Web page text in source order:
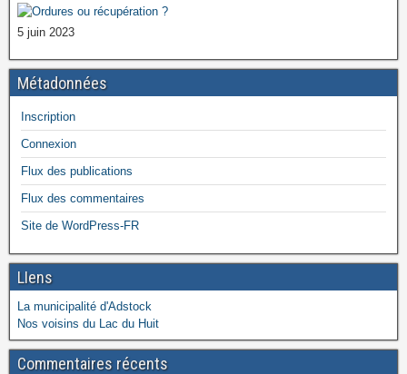
5 juin 2023
Métadonnées
Inscription
Connexion
Flux des publications
Flux des commentaires
Site de WordPress-FR
LIens
La municipalité d'Adstock
Nos voisins du Lac du Huit
Commentaires récents